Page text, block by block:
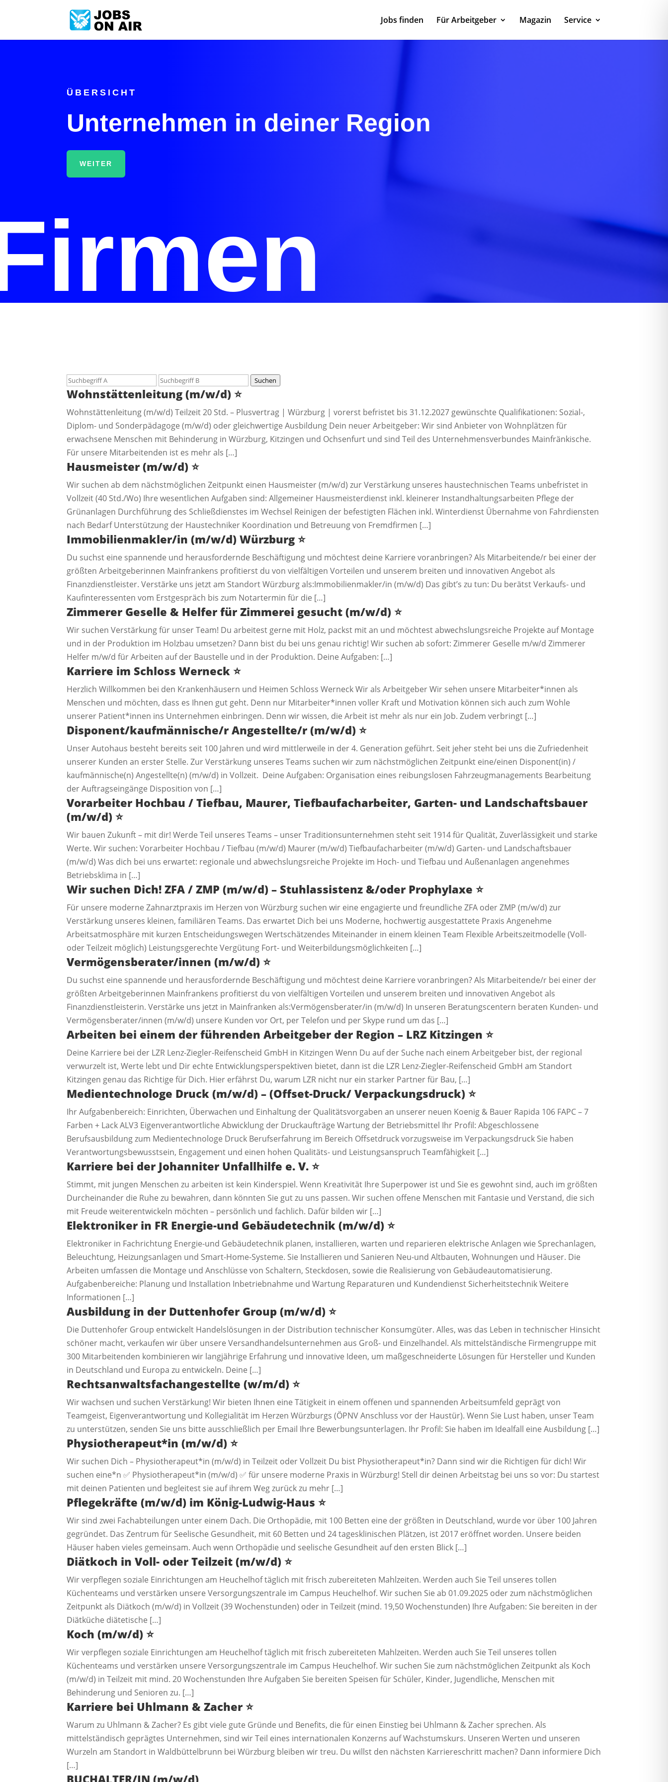
Jobs finden Für Arbeitgeber Magazin Service
ÜBERSICHT
Unternehmen in deiner Region
WEITER
Suchen
Wohnstättenleitung (m/w/d) ⭐️
Wohnstättenleitung (m/w/d) Teilzeit 20 Std. – Plusvertrag | Würzburg | vorerst befristet bis 31.12.2027 gewünschte Qualifikationen: Sozial-,
Diplom- und Sonderpädagoge (m/w/d) oder gleichwertige Ausbildung Dein neuer Arbeitgeber: Wir sind Anbieter von Wohnplätzen für
erwachsene Menschen mit Behinderung in Würzburg, Kitzingen und Ochsenfurt und sind Teil des Unternehmensverbundes Mainfränkische.
Für unsere Mitarbeitenden ist es mehr als […]
Hausmeister (m/w/d) ⭐️
Wir suchen ab dem nächstmöglichen Zeitpunkt einen Hausmeister (m/w/d) zur Verstärkung unseres haustechnischen Teams unbefristet in
Vollzeit (40 Std./Wo) Ihre wesentlichen Aufgaben sind: Allgemeiner Hausmeisterdienst inkl. kleinerer Instandhaltungsarbeiten Pflege der
Grünanlagen Durchführung des Schließdienstes im Wechsel Reinigen der befestigten Flächen inkl. Winterdienst Übernahme von Fahrdiensten
nach Bedarf Unterstützung der Haustechniker Koordination und Betreuung von Fremdfirmen […]
Immobilienmakler/in (m/w/d) Würzburg ⭐️
Du suchst eine spannende und herausfordernde Beschäftigung und möchtest deine Karriere voranbringen? Als Mitarbeitende/r bei einer der
größten Arbeitgeberinnen Mainfrankens profitierst du von vielfältigen Vorteilen und unserem breiten und innovativen Angebot als
Finanzdienstleister. Verstärke uns jetzt am Standort Würzburg als:Immobilienmakler/in (m/w/d) Das gibt’s zu tun: Du berätst Verkaufs- und
Kaufinteressenten vom Erstgespräch bis zum Notartermin für die […]
Zimmerer Geselle & Helfer für Zimmerei gesucht (m/w/d) ⭐️
Wir suchen Verstärkung für unser Team! Du arbeitest gerne mit Holz, packst mit an und möchtest abwechslungsreiche Projekte auf Montage
und in der Produktion im Holzbau umsetzen? Dann bist du bei uns genau richtig! Wir suchen ab sofort: Zimmerer Geselle m/w/d Zimmerer
Helfer m/w/d für Arbeiten auf der Baustelle und in der Produktion. Deine Aufgaben: […]
Karriere im Schloss Werneck ⭐️
Herzlich Willkommen bei den Krankenhäusern und Heimen Schloss Werneck Wir als Arbeitgeber Wir sehen unsere Mitarbeiter*innen als
Menschen und möchten, dass es Ihnen gut geht. Denn nur Mitarbeiter*innen voller Kraft und Motivation können sich auch zum Wohle
unserer Patient*innen ins Unternehmen einbringen. Denn wir wissen, die Arbeit ist mehr als nur ein Job. Zudem verbringt […]
Disponent/kaufmännische/r Angestellte/r (m/w/d) ⭐️
Unser Autohaus besteht bereits seit 100 Jahren und wird mittlerweile in der 4. Generation geführt. Seit jeher steht bei uns die Zufriedenheit
unserer Kunden an erster Stelle. Zur Verstärkung unseres Teams suchen wir zum nächstmöglichen Zeitpunkt eine/einen Disponent(in) /
kaufmännische(n) Angestellte(n) (m/w/d) in Vollzeit. Deine Aufgaben: Organisation eines reibungslosen Fahrzeugmanagements Bearbeitung
der Auftragseingänge Disposition von […]
Vorarbeiter Hochbau / Tiefbau, Maurer, Tiefbaufacharbeiter, Garten- und Landschaftsbauer
(m/w/d) ⭐️
Wir bauen Zukunft – mit dir! Werde Teil unseres Teams – unser Traditionsunternehmen steht seit 1914 für Qualität, Zuverlässigkeit und starke
Werte. Wir suchen: Vorarbeiter Hochbau / Tiefbau (m/w/d) Maurer (m/w/d) Tiefbaufacharbeiter (m/w/d) Garten- und Landschaftsbauer
(m/w/d) Was dich bei uns erwartet: regionale und abwechslungsreiche Projekte im Hoch- und Tiefbau und Außenanlagen angenehmes
Betriebsklima in […]
Wir suchen Dich! ZFA / ZMP (m/w/d) – Stuhlassistenz &/oder Prophylaxe ⭐️
Für unsere moderne Zahnarztpraxis im Herzen von Würzburg suchen wir eine engagierte und freundliche ZFA oder ZMP (m/w/d) zur
Verstärkung unseres kleinen, familiären Teams. Das erwartet Dich bei uns Moderne, hochwertig ausgestattete Praxis Angenehme
Arbeitsatmosphäre mit kurzen Entscheidungswegen Wertschätzendes Miteinander in einem kleinen Team Flexible Arbeitszeitmodelle (Voll-
oder Teilzeit möglich) Leistungsgerechte Vergütung Fort- und Weiterbildungsmöglichkeiten […]
Vermögensberater/innen (m/w/d) ⭐️
Du suchst eine spannende und herausfordernde Beschäftigung und möchtest deine Karriere voranbringen? Als Mitarbeitende/r bei einer der
größten Arbeitgeberinnen Mainfrankens profitierst du von vielfältigen Vorteilen und unserem breiten und innovativen Angebot als
Finanzdienstleisterin. Verstärke uns jetzt in Mainfranken als:Vermögensberater/in (m/w/d) In unseren Beratungscentern beraten Kunden- und
Vermögensberater/innen (m/w/d) unsere Kunden vor Ort, per Telefon und per Skype rund um das […]
Arbeiten bei einem der führenden Arbeitgeber der Region – LRZ Kitzingen ⭐️
Deine Karriere bei der LZR Lenz-Ziegler-Reifenscheid GmbH in Kitzingen Wenn Du auf der Suche nach einem Arbeitgeber bist, der regional
verwurzelt ist, Werte lebt und Dir echte Entwicklungsperspektiven bietet, dann ist die LZR Lenz-Ziegler-Reifenscheid GmbH am Standort
Kitzingen genau das Richtige für Dich. Hier erfährst Du, warum LZR nicht nur ein starker Partner für Bau, […]
Medientechnologe Druck (m/w/d) – (Offset-Druck/ Verpackungsdruck) ⭐️
Ihr Aufgabenbereich: Einrichten, Überwachen und Einhaltung der Qualitätsvorgaben an unserer neuen Koenig & Bauer Rapida 106 FAPC – 7
Farben + Lack ALV3 Eigenverantwortliche Abwicklung der Druckaufträge Wartung der Betriebsmittel Ihr Profil: Abgeschlossene
Berufsausbildung zum Medientechnologe Druck Berufserfahrung im Bereich Offsetdruck vorzugsweise im Verpackungsdruck Sie haben
Verantwortungsbewusstsein, Engagement und einen hohen Qualitäts- und Leistungsanspruch Teamfähigkeit […]
Karriere bei der Johanniter Unfallhilfe e. V. ⭐️
Stimmt, mit jungen Menschen zu arbeiten ist kein Kinderspiel. Wenn Kreativität Ihre Superpower ist und Sie es gewohnt sind, auch im größten
Durcheinander die Ruhe zu bewahren, dann könnten Sie gut zu uns passen. Wir suchen offene Menschen mit Fantasie und Verstand, die sich
mit Freude weiterentwickeln möchten – persönlich und fachlich. Dafür bilden wir […]
Elektroniker in FR Energie-und Gebäudetechnik (m/w/d) ⭐️
Elektroniker in Fachrichtung Energie-und Gebäudetechnik planen, installieren, warten und reparieren elektrische Anlagen wie Sprechanlagen,
Beleuchtung, Heizungsanlagen und Smart-Home-Systeme. Sie Installieren und Sanieren Neu-und Altbauten, Wohnungen und Häuser. Die
Arbeiten umfassen die Montage und Anschlüsse von Schaltern, Steckdosen, sowie die Realisierung von Gebäudeautomatisierung.
Aufgabenbereiche: Planung und Installation Inbetriebnahme und Wartung Reparaturen und Kundendienst Sicherheitstechnik Weitere
Informationen […]
Ausbildung in der Duttenhofer Group (m/w/d) ⭐️
Die Duttenhofer Group entwickelt Handelslösungen in der Distribution technischer Konsumgüter. Alles, was das Leben in technischer Hinsicht
schöner macht, verkaufen wir über unsere Versandhandelsunternehmen aus Groß- und Einzelhandel. Als mittelständische Firmengruppe mit
300 Mitarbeitenden kombinieren wir langjährige Erfahrung und innovative Ideen, um maßgeschneiderte Lösungen für Hersteller und Kunden
in Deutschland und Europa zu entwickeln. Deine […]
Rechtsanwaltsfachangestellte (w/m/d) ⭐️
Wir wachsen und suchen Verstärkung! Wir bieten Ihnen eine Tätigkeit in einem offenen und spannenden Arbeitsumfeld geprägt von
Teamgeist, Eigenverantwortung und Kollegialität im Herzen Würzburgs (ÖPNV Anschluss vor der Haustür). Wenn Sie Lust haben, unser Team
zu unterstützen, senden Sie uns bitte ausschließlich per Email Ihre Bewerbungsunterlagen. Ihr Profil: Sie haben im Idealfall eine Ausbildung […]
Physiotherapeut*in (m/w/d) ⭐️
Wir suchen Dich – Physiotherapeut*in (m/w/d) in Teilzeit oder Vollzeit Du bist Physiotherapeut*in? Dann sind wir die Richtigen für dich! Wir
suchen eine*n ✅ Physiotherapeut*in (m/w/d) ✅ für unsere moderne Praxis in Würzburg! Stell dir deinen Arbeitstag bei uns so vor: Du startest
mit deinen Patienten und begleitest sie auf ihrem Weg zurück zu mehr […]
Pflegekräfte (m/w/d) im König-Ludwig-Haus ⭐️
Wir sind zwei Fachabteilungen unter einem Dach. Die Orthopädie, mit 100 Betten eine der größten in Deutschland, wurde vor über 100 Jahren
gegründet. Das Zentrum für Seelische Gesundheit, mit 60 Betten und 24 tagesklinischen Plätzen, ist 2017 eröffnet worden. Unsere beiden
Häuser haben vieles gemeinsam. Auch wenn Orthopädie und seelische Gesundheit auf den ersten Blick […]
Diätkoch in Voll- oder Teilzeit (m/w/d) ⭐️
Wir verpflegen soziale Einrichtungen am Heuchelhof täglich mit frisch zubereiteten Mahlzeiten. Werden auch Sie Teil unseres tollen
Küchenteams und verstärken unsere Versorgungszentrale im Campus Heuchelhof. Wir suchen Sie ab 01.09.2025 oder zum nächstmöglichen
Zeitpunkt als Diätkoch (m/w/d) in Vollzeit (39 Wochenstunden) oder in Teilzeit (mind. 19,50 Wochenstunden) Ihre Aufgaben: Sie bereiten in der
Diätküche diätetische […]
Koch (m/w/d) ⭐️
Wir verpflegen soziale Einrichtungen am Heuchelhof täglich mit frisch zubereiteten Mahlzeiten. Werden auch Sie Teil unseres tollen
Küchenteams und verstärken unsere Versorgungszentrale im Campus Heuchelhof. Wir suchen Sie zum nächstmöglichen Zeitpunkt als Koch
(m/w/d) in Teilzeit mit mind. 20 Wochenstunden Ihre Aufgaben Sie bereiten Speisen für Schüler, Kinder, Jugendliche, Menschen mit
Behinderung und Senioren zu. […]
Karriere bei Uhlmann & Zacher ⭐️
Warum zu Uhlmann & Zacher? Es gibt viele gute Gründe und Benefits, die für einen Einstieg bei Uhlmann & Zacher sprechen. Als
mittelständisch geprägtes Unternehmen, sind wir Teil eines internationalen Konzerns auf Wachstumskurs. Unseren Werten und unseren
Wurzeln am Standort in Waldbüttelbrunn bei Würzburg bleiben wir treu. Du willst den nächsten Karriereschritt machen? Dann informiere Dich
[…]